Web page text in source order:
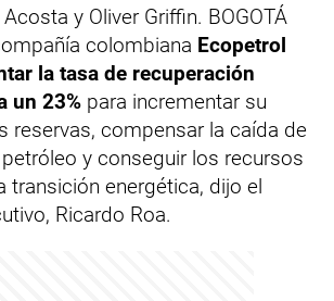
y Oliver Griffin. BOGOTÁ
colombiana Ecopetrol
la tasa de recuperación
un 23% para incrementar su
reservas, compensar la caída de
y conseguir los recursos
transición energética, dijo el
Ricardo Roa.